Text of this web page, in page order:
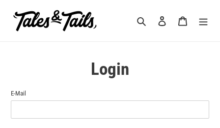
Suchen Einloggen Warenkorb
Login
E-Mail